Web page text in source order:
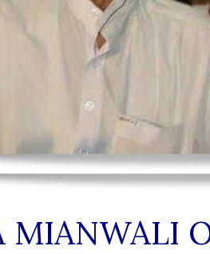
MIANWALI